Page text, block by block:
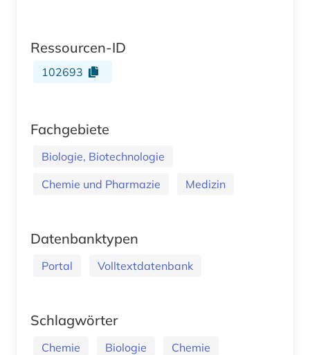
Ressourcen-ID
102693
Fachgebiete
Biologie, Biotechnologie
Chemie und Pharmazie
Medizin
Datenbanktypen
Portal Volltextdatenbank
Schlagwörter
Chemie Biologie
Chemie